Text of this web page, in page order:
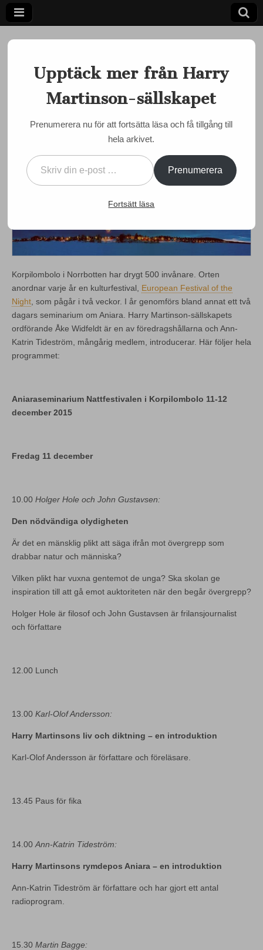
Harry
Martinson-
sällskapet
Ett författarskap som fångar daggdroppen och speglar
kosmos
Två dagar med Aniara i
Korpilombolo 11-12
december
•0 Comments
Korpilombolo i Norrbotten har drygt 500 invånare. Orten
anordnar varje år en kulturfestival, European Festival of the
Night , som pågår i två veckor. I år genomförs bland annat ett två
dagars seminarium om Aniara. Harry Martinson-sällskapets
ordförande Åke Widfeldt är en av föredragshållarna och Ann-
Katrin Tideström, mångårig medlem, introducerar. Här följer hela
programmet:
Aniaraseminarium Nattfestivalen i Korpilombolo 11-12
december 2015
Fredag 11 december
10.00 Holger Hole och John Gustavsen:
Den nödvändiga olydigheten
Är det en mänsklig plikt att säga ifrån mot övergrepp som
drabbar natur och människa?
Vilken plikt har vuxna gentemot de unga? Ska skolan ge
inspiration till att gå emot auktoriteten när den begår övergrepp?
Holger Hole är filosof och John Gustavsen är frilansjournalist
och författare
12.00 Lunch
13.00 Karl-Olof Andersson:
Harry Martinsons liv och diktning – en introduktion
Karl-Olof Andersson är författare och föreläsare.
13.45 Paus för fika
14.00 Ann-Katrin Tideström:
Harry Martinsons rymdepos Aniara – en introduktion
Ann-Katrin Tideström är författare och har gjort ett antal
radioprogram.
15.30 Martin Bagge:
Upptäck mer från Harry
Martinson-sällskapet
Prenumerera nu för att fortsätta läsa och få tillgång till
hela arkivet.
Prenumerera
Fortsätt läsa